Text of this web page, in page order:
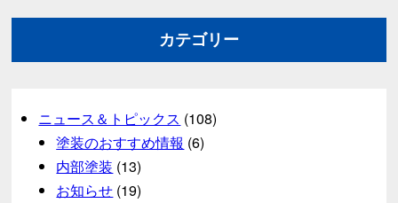
カテゴリー
ニュース＆トピックス (108)
塗装のおすすめ情報 (6)
内部塗装 (13)
お知らせ (19)